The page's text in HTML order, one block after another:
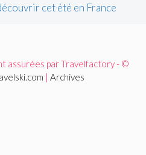
cet été en France
assurées par Travelfactory - ©
| Archives